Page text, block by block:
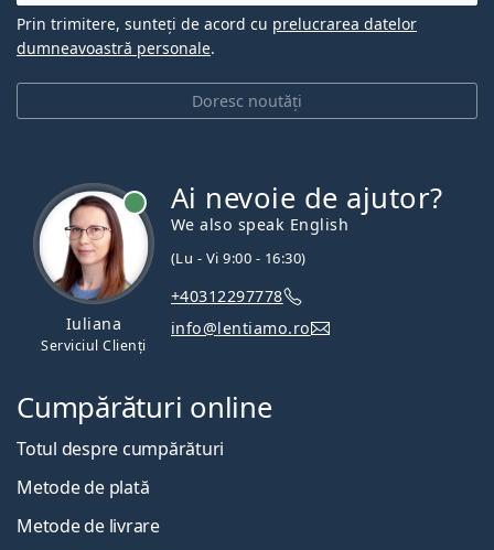
Doresc noutăți
Prin trimitere, sunteți de acord cu prelucrarea datelor
dumneavoastră personale.
Iuliana
Serviciul Clienți
Ai nevoie de ajutor?
We also speak English
(Lu - Vi 9:00 - 16:30)
+40312297778
info@lentiamo.ro
Cumpărături online
Totul despre cumpărături
Metode de plată
Metode de livrare